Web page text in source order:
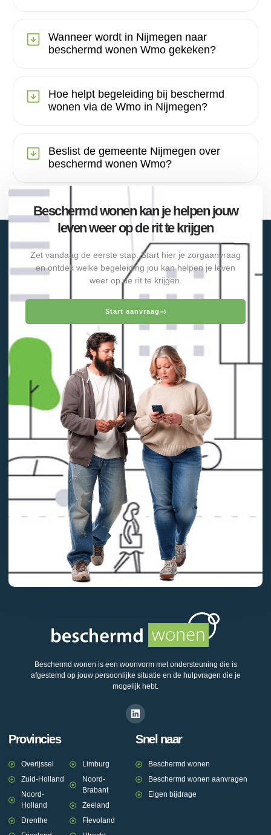
Wanneer wordt in Nijmegen naar
beschermd wonen Wmo gekeken?
Hoe helpt begeleiding bij beschermd
wonen via de Wmo in Nijmegen?
Beslist de gemeente Nijmegen over
beschermd wonen Wmo?
Beschermd wonen kan je helpen jouw
leven weer op de rit te krijgen
Zet vandaag de eerste stap. Start hier je zorgaanvraag
en ontdek welke begeleiding jou kan helpen je leven
weer op de rit te krijgen.
Start aanvraag
Beschermd wonen is een woonvorm met ondersteuning die is
afgestemd op jouw persoonlijke situatie en de hulpvragen die je
mogelijk hebt.
Provincies
Overijssel
Zuid-Holland
Noord-
Holland
Drenthe
Limburg
Noord-
Brabant
Zeeland
Flevoland
Snel naar
Beschermd wonen
Beschermd wonen aanvragen
Eigen bijdrage